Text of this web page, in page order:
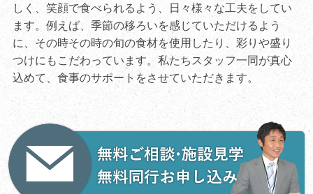
しく、笑顔で食べられるよう、日々様々な工夫をしてい
ます。例えば、季節の移ろいを感じていただけるよう
に、その時その時の旬の食材を使用したり、彩りや盛り
つけにもこだわっています。私たちスタッフ一同が真心
込めて、食事のサポートをさせていただきます。